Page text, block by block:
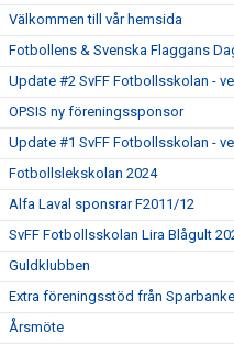
Välkommen till vår hemsida
Fotbollens & Svenska Flaggans
Update #2 SvFF Fotbollsskolan -
OPSIS ny föreningssponsor
Update #1 SvFF Fotbollsskolan -
Fotbollslekskolan 2024
Alfa Laval sponsrar F2011/12
SvFF Fotbollsskolan Lira Blågult
Guldklubben
Extra föreningsstöd från
Årsmöte